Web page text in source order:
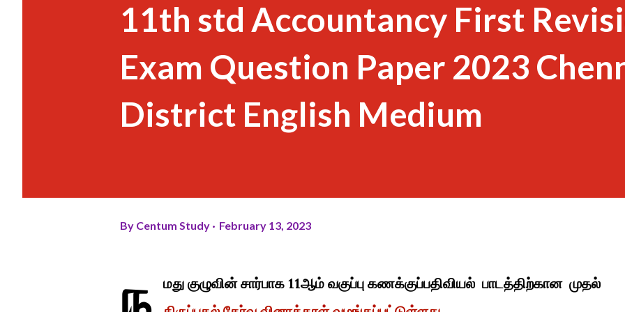
11th std Accountancy First
Exam Question Paper 2023
District English Medium
By Centum Study February 13, 2023
ந
மது குழுவின் சார்பாக 11ஆம் வகுப்பு கணக்குப்பதிவியல் பாடத்திற்கான முதல்